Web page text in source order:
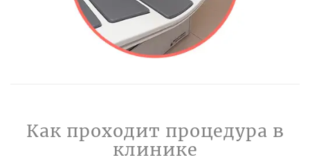
Как проходит процедура в
клинике